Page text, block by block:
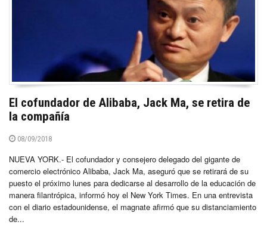
El cofundador de Alibaba, Jack Ma, se retira de
la compañía
08/09/2018
NUEVA YORK.- El cofundador y consejero delegado del gigante de
comercio electrónico Alibaba, Jack Ma, aseguró que se retirará de su
puesto el próximo lunes para dedicarse al desarrollo de la educación de
manera filantrópica, informó hoy el New York Times. En una entrevista
con el diario estadounidense, el magnate afirmó que su distanciamiento
de...